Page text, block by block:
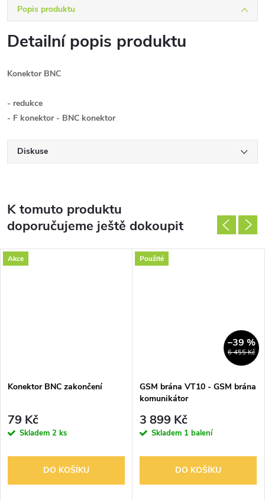
Popis produktu
Detailní popis produktu
Konektor BNC
- redukce
- F konektor - BNC konektor
Diskuse
K tomuto produktu
doporučujeme ještě dokoupit
Akce
Konektor BNC zakončení
79 Kč
Skladem 2 ks
DO KOŠÍKU
Použité
6 455 Kč
–39 %
GSM brána VT10 - GSM brána
komunikátor
3 899 Kč
Skladem 1 balení
DO KOŠÍKU